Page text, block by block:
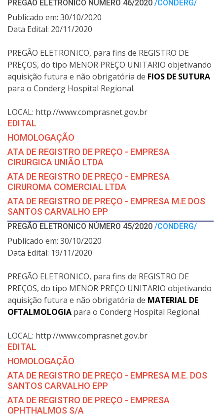
PREGÃO ELETRONICO NÚMERO 46/2020 /CONDERG/
Publicado em: 30/10/2020
Data Edital: 20/11/2020
PREGÃO ELETRONICO, para fins de REGISTRO DE
PREÇOS, do tipo MENOR PREÇO UNITARIO objetivando
aquisição futura e não obrigatória de FIOS DE SUTURA
para o Conderg Hospital Regional.
LOCAL: http://www.comprasnet.gov.br
EDITAL
HOMOLOGAÇÃO
ATA DE REGISTRO DE PREÇO - EMPRESA
CIRURGICA UNIÃO LTDA
ATA DE REGISTRO DE PREÇO - EMPRESA
CIRUROMA COMERCIAL LTDA
ATA DE REGISTRO DE PREÇO - EMPRESA M.E DOS
SANTOS CARVALHO EPP
PREGÃO ELETRONICO NÚMERO 45/2020 /CONDERG/
Publicado em: 30/10/2020
Data Edital: 19/11/2020
PREGÃO ELETRONICO, para fins de REGISTRO DE
PREÇOS, do tipo MENOR PREÇO UNITARIO objetivando
aquisição futura e não obrigatória de MATERIAL DE
OFTALMOLOGIA para o Conderg Hospital Regional.
LOCAL: http://www.comprasnet.gov.br
EDITAL
HOMOLOGAÇÃO
ATA DE REGISTRO DE PREÇO - EMPRESA M.E. DOS
SANTOS CARVALHO EPP
ATA DE REGISTRO DE PREÇO - EMPRESA
OPHTHALMOS S/A